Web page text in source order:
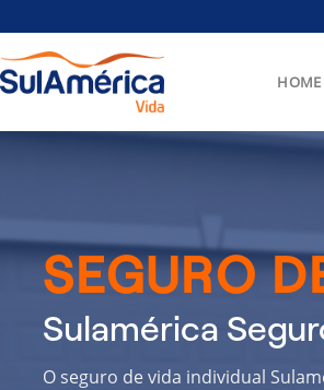
HOME
SEGURO
Sulamérica
O seguro de vida individual